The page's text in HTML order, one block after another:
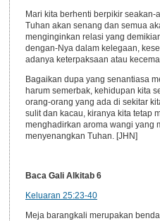
Mari kita berhenti berpikir
Tuhan akan senang dan semua
menginginkan relasi yang
dengan-Nya dalam kelegaan,
adanya keterpaksaan atau
Bagaikan dupa yang senantiasa
harum semerbak, kehidupan kita
orang-orang yang ada di sekitar
sulit dan kacau, kiranya kita tetap
menghadirkan aroma wangi yang
menyenangkan Tuhan. [JHN]
Baca Gali Alkitab 6
Keluaran 25:23-40
Meja barangkali merupakan